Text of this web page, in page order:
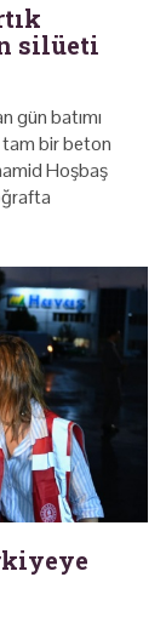
silüeti
gün batımı
tam bir beton
Hoşbaş